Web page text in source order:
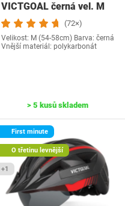
VICTGOAL černá vel. M
(72×)
Velikost: M (54-58cm) Barva: černá
Vnější materiál: polykarbonát
> 5 kusů skladem
First minute
O třetinu levnější
+1